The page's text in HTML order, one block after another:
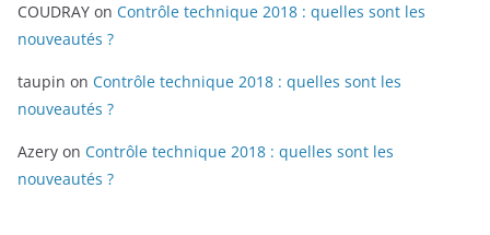
COUDRAY on Contrôle technique 2018 : quelles sont les
nouveautés ?
taupin on Contrôle technique 2018 : quelles sont les
nouveautés ?
Azery on Contrôle technique 2018 : quelles sont les
nouveautés ?